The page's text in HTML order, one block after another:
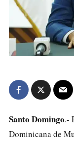
Santo Domingo.-
Dominicana de